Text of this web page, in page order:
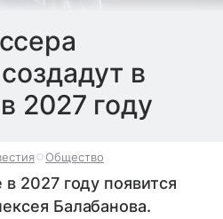
в
2027 году
Общество
2027 году появится
Балабанова.